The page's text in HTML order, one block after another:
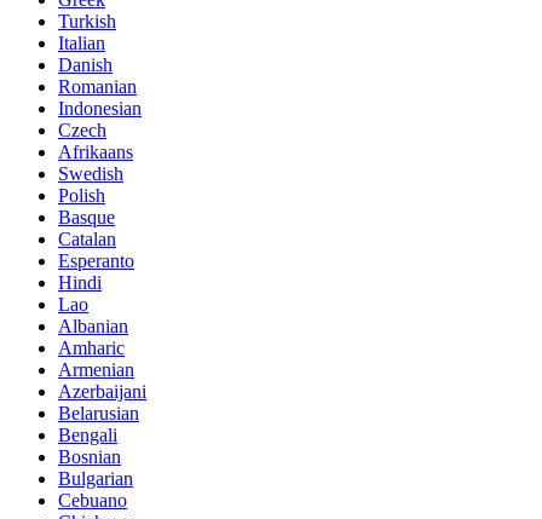
Turkish
Italian
Danish
Romanian
Indonesian
Czech
Afrikaans
Swedish
Polish
Basque
Catalan
Esperanto
Hindi
Lao
Albanian
Amharic
Armenian
Azerbaijani
Belarusian
Bengali
Bosnian
Bulgarian
Cebuano